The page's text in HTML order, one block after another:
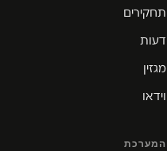
תחקירים
דעות
מגזין
וידאו
המערכת